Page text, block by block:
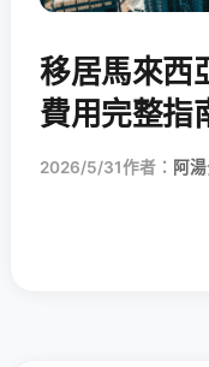
移居馬來西
費用完整指
2026/5/31作者： 阿湯